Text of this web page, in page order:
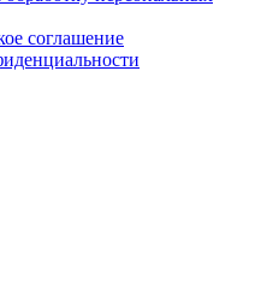
соглашение